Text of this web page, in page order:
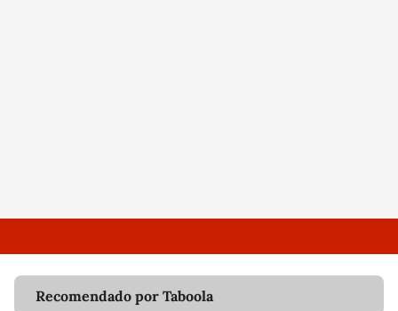
Recomendado por Taboola